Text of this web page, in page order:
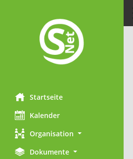
Startseite
Kalender
Organisation
Dokumente